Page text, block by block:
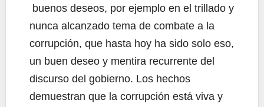
buenos deseos, por ejemplo en el trillado y
nunca alcanzado tema de combate a la
corrupción, que hasta hoy ha sido solo eso,
un buen deseo y mentira recurrente del
discurso del gobierno. Los hechos
demuestran que la corrupción está viva y